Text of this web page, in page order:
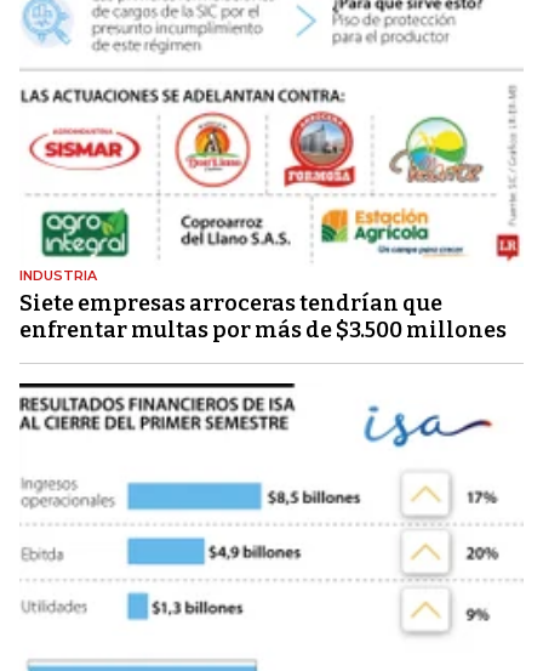
INDUSTRIA
Siete empresas arroceras tendrían que
enfrentar multas por más de $3.500 millones